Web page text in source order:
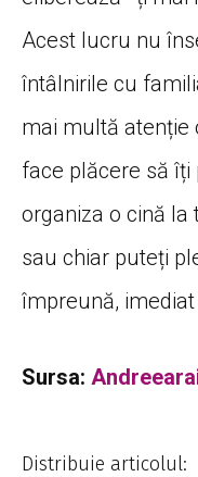
Acest lucru nu
întâlnirile cu
mai multă atenție
face plăcere să îți
organiza o cină la
sau chiar puteți
împreună, imediat
Sursa:
Distribuie articolul: